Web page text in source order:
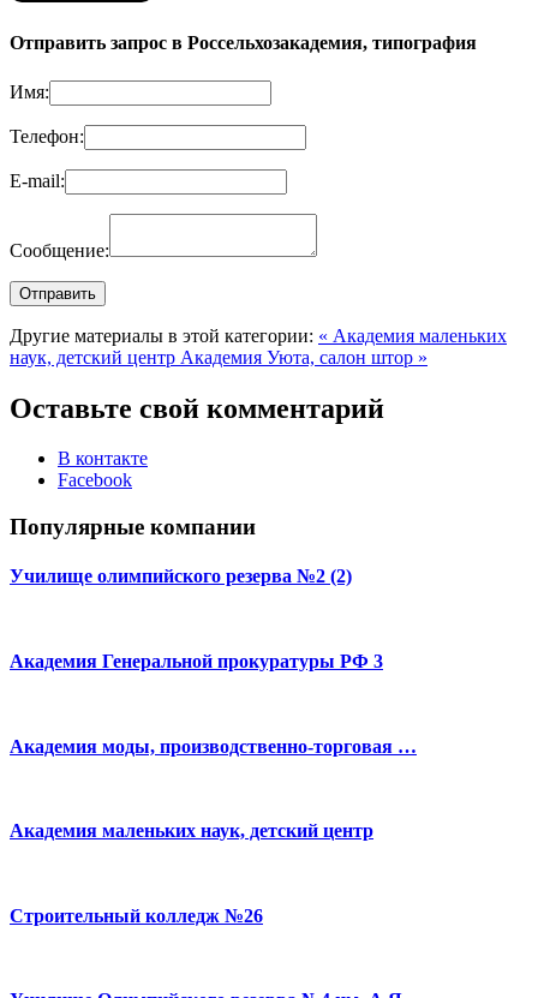
Отправить запрос в Россельхозакадемия, типография
Имя:
Телефон:
E-mail:
Сообщение:
Другие материалы в этой категории: « Академия маленьких
наук, детский центр Академия Уюта, салон штор »
Оставьте свой комментарий
В контакте
Facebook
Популярные компании
Училище олимпийского резерва №2 (2)
Академия Генеральной прокуратуры РФ 3
Академия моды, производственно-торговая …
Академия маленьких наук, детский центр
Строительный колледж №26